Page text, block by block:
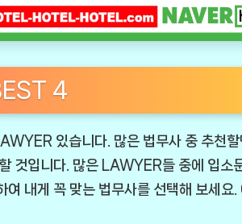
4
있습니다. 많은 법무사 중 추천
것입니다. 많은 LAWYER들 중에 입소
내게 꼭 맞는 법무사를 선택해 보세요.